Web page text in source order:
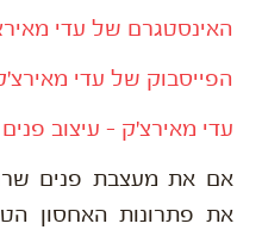
האינסטגרם של עדי
הפייסבוק של עדי
עדי מאירצ'ק – עיצוב
אם את מעצבת פנים
את פתרונות האחסון